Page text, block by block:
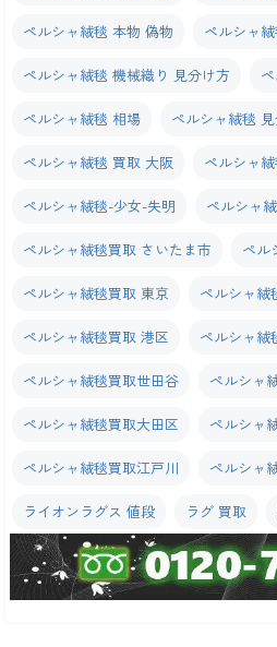
ペルシャ絨毯 本物 偽物 ペルシャ
ペルシャ絨毯 機械織り 見分け方
ペルシャ絨毯 相場 ペルシャ絨毯
ペルシャ絨毯 買取 大阪 ペルシャ
ペルシャ絨毯-少女-失明 ペルシャ
ペルシャ絨毯買取 さいたま市 ペル
ペルシャ絨毯買取 東京 ペルシャ絨
ペルシャ絨毯買取 港区 ペルシャ絨
ペルシャ絨毯買取世田谷 ペルシャ
ペルシャ絨毯買取大田区 ペルシャ
ペルシャ絨毯買取江戸川 ペルシャ
ライオンラグス 値段 ラグ 買取